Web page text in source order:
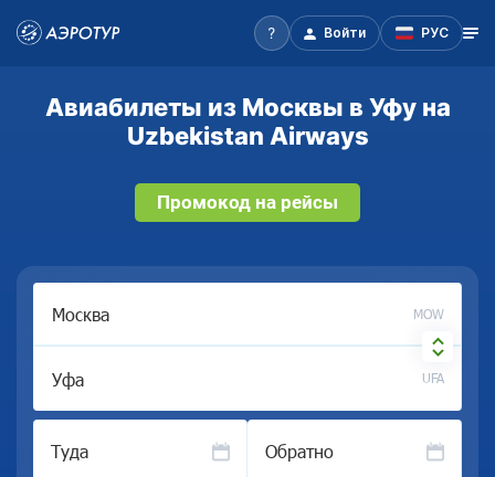
Войти РУС
Авиабилеты из Москвы в Уфу на
Uzbekistan Airways
Промокод на рейсы
MOW
UFA
Туда Обратно